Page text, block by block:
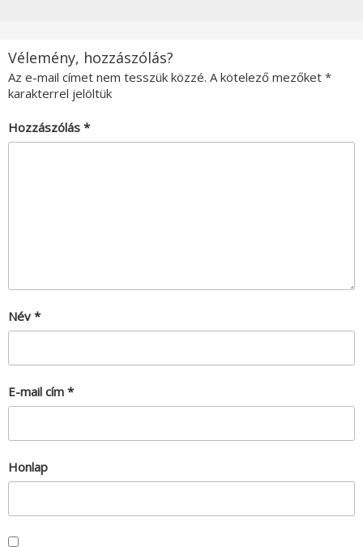
Vélemény, hozzászólás?
Az e-mail címet nem tesszük közzé. A kötelező mezőket *
karakterrel jelöltük
Hozzászólás *
Név *
E-mail cím *
Honlap